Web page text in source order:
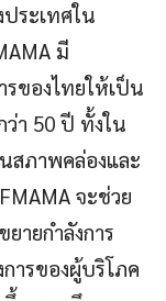
ระเทศใน
มี
ของไทยให้เป็น
า 50 ปี ทั้งใน
สภาพคล่องและ
จะช่วย
ายกำลังการ
ารของผู้บริโภค